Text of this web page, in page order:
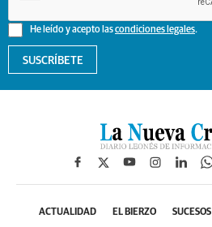
He leído y acepto lascondiciones legales.
SUSCRÍBETE
ACTUALIDAD EL BIERZO SUCESOS